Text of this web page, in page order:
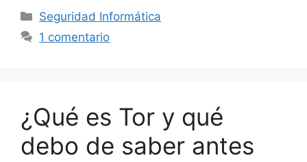
Categorías
Seguridad Informática
1 comentario
¿Qué es Tor y qué
debo de saber antes